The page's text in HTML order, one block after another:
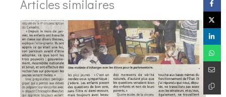
Articles similaires